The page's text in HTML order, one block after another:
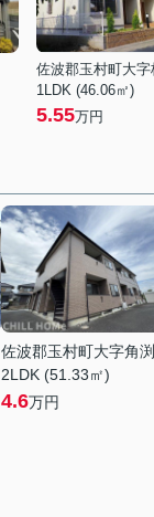
佐波郡玉村町大字
1LDK (46.06㎡)
5.55万円
佐波郡玉村町大字角渕
2LDK (51.33㎡)
4.6万円